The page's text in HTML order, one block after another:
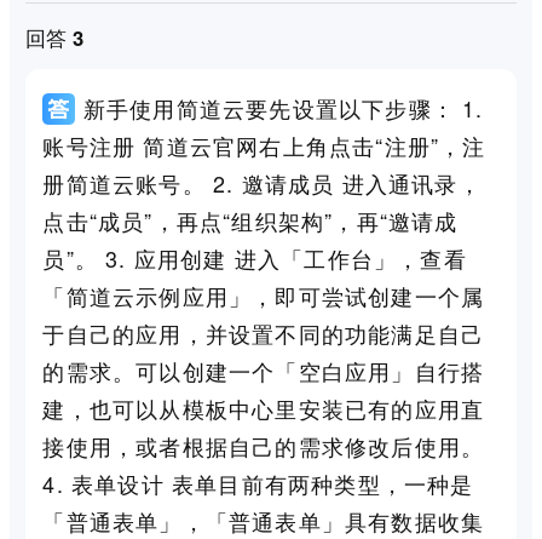
回答 3
新手使用简道云要先设置以下步骤： 1.
账号注册 简道云官网右上角点击“注册”，注
册简道云账号。 2. 邀请成员 进入通讯录，
点击“成员”，再点“组织架构”，再“邀请成
员”。 3. 应用创建 进入「工作台」，查看
「简道云示例应用」，即可尝试创建一个属
于自己的应用，并设置不同的功能满足自己
的需求。可以创建一个「空白应用」自行搭
建，也可以从模板中心里安装已有的应用直
接使用，或者根据自己的需求修改后使用。
4. 表单设计 表单目前有两种类型，一种是
「普通表单」，「普通表单」具有数据收集